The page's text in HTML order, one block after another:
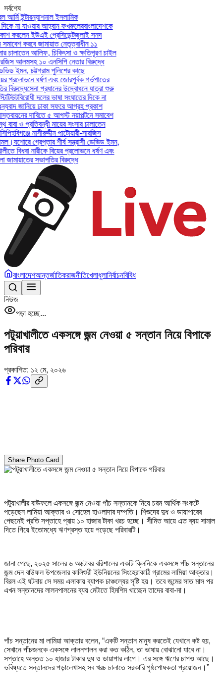
সর্বশেষ
ইন্টারন্যাশনাল ইসলামিক
না যাওয়ার আহ্বান ফখরুলেরবাংলাদেশকে
করলেন ইউএই প্রেসিডেন্টজুলাই সনদ
করবে জামায়াত নেতৃত্বাধীন ১১
আলিফ, চিকিৎসা ও ক্ষতিপূরণ চাইল
আলমসহ ১০ এনসিপি নেতার বিরুদ্ধে
ইমন, চট্টগ্রাম পুলিশের কাছে
প্রলোভনে ধর্ষণ এবং জোরপূর্বক গর্ভপাতের
সেনা প্রধানের উদ্বোধনে যাত্রা শুরু
বিরোধী দলের ভাষা সংঘাতের দিকে না
জানিয়ে ঢাকা সফরে আগ্রহ প্রকাশ
দাবিতে ৫ আগস্ট নয়াপল্টনে সমাবেশ
ও প্রতিবন্ধী মায়ের সংসার চালাতেন
হবিগঞ্জে নাসীরুদ্দীন পাটোয়ারী-সারজিস
যশোরে গ্রেপ্তার শীর্ষ সন্ত্রাসী ডেভিড ইমন,
বিধবা নারীকে বিয়ের প্রলোভনে ধর্ষণ এবং
সভাপতির বিরুদ্ধে
বাংলাদেশআন্তর্জাতিকরাজনীতিখেলাধুলানির্বাচনবিবিধ
নিউজ
পড়া হচ্ছে...
পটুয়াখালীতে একসঙ্গে জন্ম নেওয়া ৫ সন্তান নিয়ে বিপাকে
পরিবার
প্রকাশিত: ১২ মে, ২০২৬
Share Photo Card
পটুয়াখালীর বাউফলে একসঙ্গে জন্ম নেওয়া পাঁচ সন্তানকে নিয়ে চরম আর্থিক সংকটে
পড়েছেন লামিয়া আক্তার ও সোহেল হাওলাদার দম্পতি। শিশুদের দুধ ও ডায়াপারের
পেছনেই প্রতি সপ্তাহে প্রায় ১০ হাজার টাকা খরচ হচ্ছে। সীমিত আয়ে এত ব্যয় সামাল
দিতে গিয়ে ইতোমধ্যে ঋণগ্রস্ত হয়ে পড়েছে পরিবারটি।
জানা গেছে, ২০২৫ সালের ৬ অক্টোবর বরিশালের একটি ক্লিনিকে একসঙ্গে পাঁচ সন্তানের
জন্ম দেন বাউফল উপজেলার কালিশুরী ইউনিয়নের সিংহেরাকাঠি গ্রামের লামিয়া আক্তার।
বিরল এই ঘটনায় সে সময় এলাকায় ব্যাপক চাঞ্চল্যের সৃষ্টি হয়। তবে জন্মের সাত মাস পর
এখন সন্তানদের লালনপালনের ব্যয় মেটাতে হিমশিম খাচ্ছেন তাদের বাবা-মা।
পাঁচ সন্তানের মা লামিয়া আক্তার বলেন, “একটি সন্তান মানুষ করতেই যেখানে কষ্ট হয়,
সেখানে পাঁচজনকে একসঙ্গে লালনপালন করা কত কঠিন, তা ভাষায় বোঝানো যাবে না।
সপ্তাহে অন্তত ১০ হাজার টাকার দুধ ও ডায়াপার লাগে। এর সঙ্গে ঋণের চাপও আছে।
ভবিষ্যতে সন্তানদের পড়ালেখাসহ সব খরচ চালাতে সরকারি পৃষ্ঠপোষকতা প্রয়োজন।”